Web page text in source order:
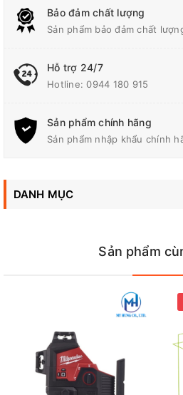
Số Đường
Bảo đảm chất lượng
Sản phẩm bảo đảm chất
Hỗ trợ 24/7
Hotline:0944 180 915
Sản phẩm chính hãng
Sản phẩm nhập khẩu chính
DANH MỤC
Sản phẩm